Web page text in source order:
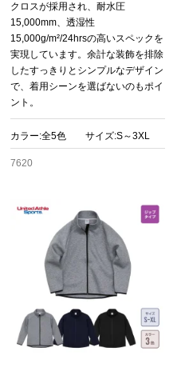
クロスが採用され、耐水圧
15,000mm、透湿性
15,000g/m²/24hrsの高いスペックを
実現しています。余計な装飾を排除
したすっきりとシンプルなデザイン
で、着用シーンを選ばないのもポイ
ント。
カラー:全5色 サイズ:S～3XL
7620